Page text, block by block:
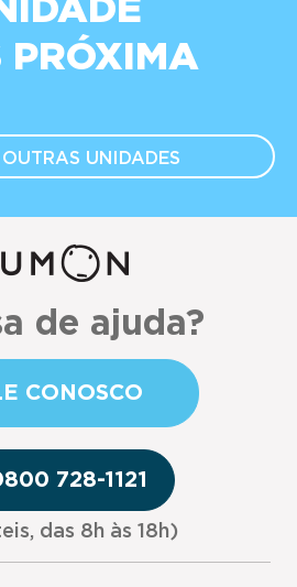
PRÓXIMA
UNIDADES
de ajuda?
CONOSCO
728-1121
das 8h às 18h)